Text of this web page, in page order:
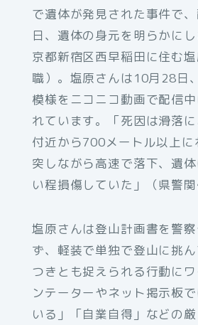
で遺体が発見された事件で
日、遺体の身元を明らかに
京都新宿区西早稲田に住む
職）。塩原さんは10月28日
模様をニコニコ動画で配信
れています。「死因は滑落
付近から700メートル以上
突しながら高速で落下、遺
い程損傷していた」（県警関
塩原さんは登山計画書を警
ず、軽装で単独で登山に挑
つきとも捉えられる行動に
ンテーターやネット掲示板
いる」「自業自得」などの